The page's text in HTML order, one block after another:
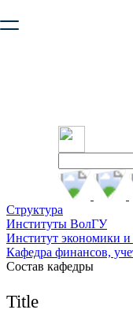
безопасную работу с
Структура
Институты ВолГУ
Институт экономики и
Кафедра финансов,
Состав кафедры
Title